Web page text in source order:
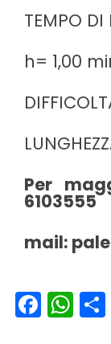
TEMPO DI
h= 1,00
Per
6103555
mail: